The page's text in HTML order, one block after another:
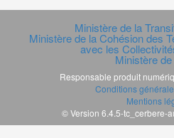
Ministère de la
Ministère de la Cohésion des
avec les
Ministère
Responsable produit
Conditions
Mentions
© Version 6.4.5-tc_cerbere-